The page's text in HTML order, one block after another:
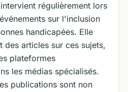
régulièrement lors
sur l'inclusion
handicapées. Elle
des articles sur ces sujets,
plateformes
les médias spécialisés.
publications sont non